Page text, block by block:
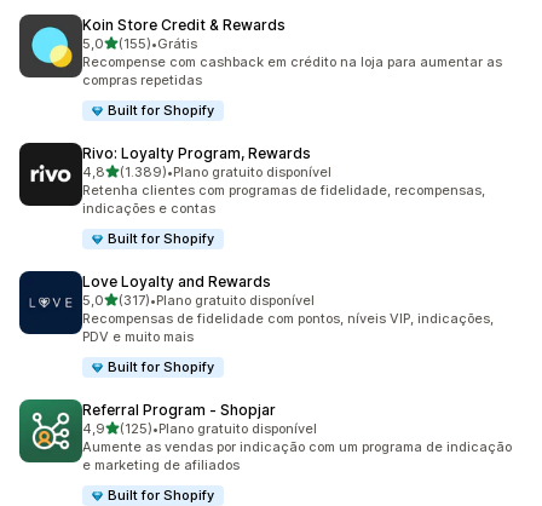
Koin Store Credit & Rewards
5,0de 5 estrelas
(155)
155 avaliações ao todo
•Grátis
Recompense com cashback em crédito na loja para aumentar as
compras repetidas
Built for Shopify
Rivo: Loyalty Program, Rewards
4,8de 5 estrelas
(1.389)
1389 avaliações ao todo
•Plano gratuito disponível
Retenha clientes com programas de fidelidade, recompensas,
indicações e contas
Built for Shopify
Love Loyalty and Rewards
5,0de 5 estrelas
(317)
317 avaliações ao todo
•Plano gratuito disponível
Recompensas de fidelidade com pontos, níveis VIP, indicações,
PDV e muito mais
Built for Shopify
Referral Program ‑ Shopjar
4,9de 5 estrelas
(125)
125 avaliações ao todo
•Plano gratuito disponível
Aumente as vendas por indicação com um programa de indicação
e marketing de afiliados
Built for Shopify